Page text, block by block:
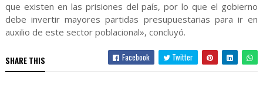
que existen en las prisiones del país, por lo que el gobierno
debe invertir mayores partidas presupuestarias para ir en
auxilio de este sector poblacional», concluyó.
SHARE THIS Facebook Twitter